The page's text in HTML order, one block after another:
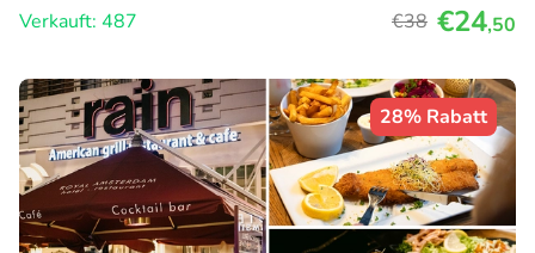
Verkauft: 487
€38 €24,50
28% Rabatt